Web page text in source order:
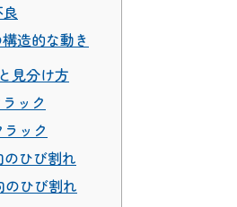
造的な動き
見分け方
ック
ック
ひび割れ
ひび割れ